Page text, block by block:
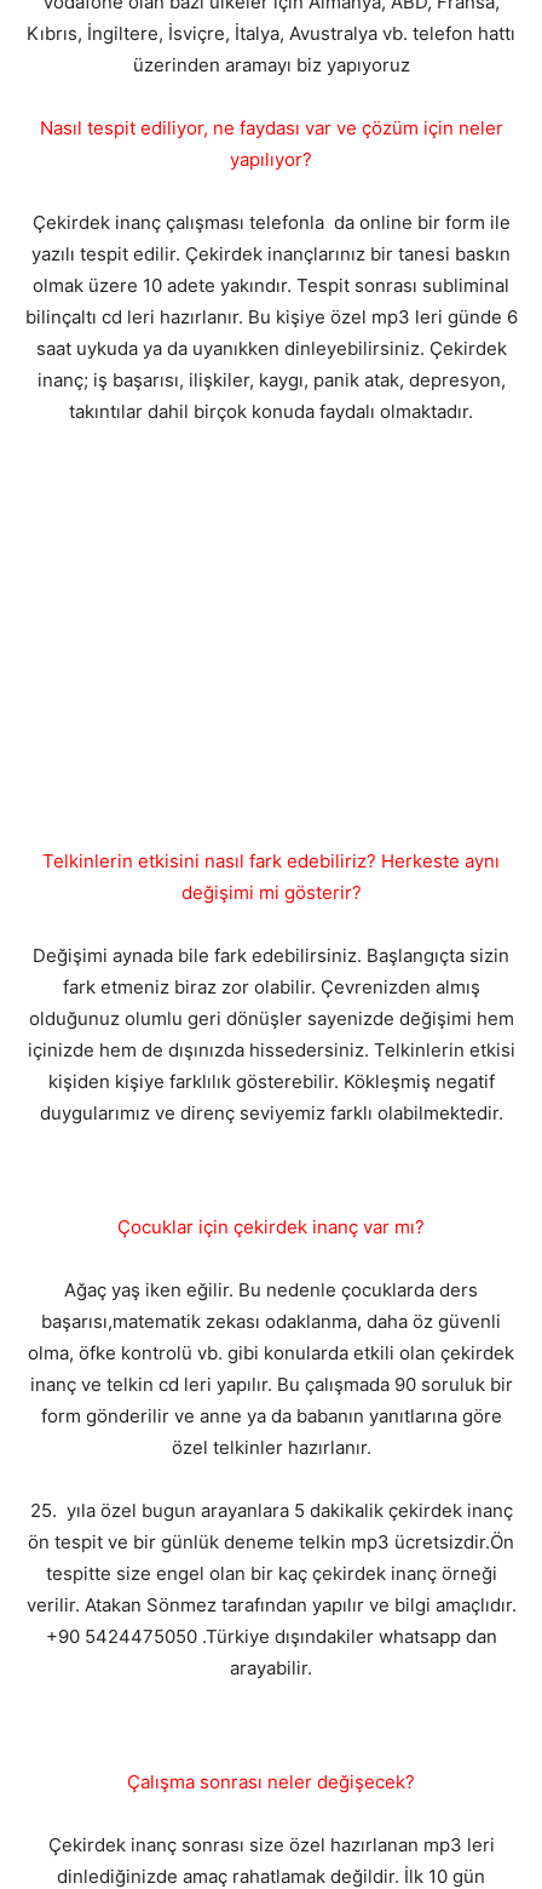
Kıbrıs, İngiltere, İsviçre, İtalya, Avustralya vb. telefon hattı
üzerinden aramayı biz yapıyoruz
Nasıl tespit ediliyor, ne faydası var ve çözüm için neler
yapılıyor?
Çekirdek inanç çalışması telefonla da online bir form ile
yazılı tespit edilir. Çekirdek inançlarınız bir tanesi baskın
olmak üzere 10 adete yakındır. Tespit sonrası subliminal
bilinçaltı cd leri hazırlanır. Bu kişiye özel mp3 leri günde 6
saat uykuda ya da uyanıkken dinleyebilirsiniz. Çekirdek
inanç; iş başarısı, ilişkiler, kaygı, panik atak, depresyon,
takıntılar dahil birçok konuda faydalı olmaktadır.
Telkinlerin etkisini nasıl fark edebiliriz? Herkeste aynı
değişimi mi gösterir?
Değişimi aynada bile fark edebilirsiniz. Başlangıçta sizin
fark etmeniz biraz zor olabilir. Çevrenizden almış
olduğunuz olumlu geri dönüşler sayenizde değişimi hem
içinizde hem de dışınızda hissedersiniz. Telkinlerin etkisi
kişiden kişiye farklılık gösterebilir. Kökleşmiş negatif
duygularımız ve direnç seviyemiz farklı olabilmektedir.
Çocuklar için çekirdek inanç var mı?
Ağaç yaş iken eğilir. Bu nedenle çocuklarda ders
başarısı,matematik zekası odaklanma, daha öz güvenli
olma, öfke kontrolü vb. gibi konularda etkili olan çekirdek
inanç ve telkin cd leri yapılır. Bu çalışmada 90 soruluk bir
form gönderilir ve anne ya da babanın yanıtlarına göre
özel telkinler hazırlanır.
25. yıla özel bugun arayanlara 5 dakikalik çekirdek inanç
ön tespit ve bir günlük deneme telkin mp3 ücretsizdir.Ön
tespitte size engel olan bir kaç çekirdek inanç örneği
verilir. Atakan Sönmez tarafından yapılır ve bilgi amaçlıdır.
+90 5424475050 .Türkiye dışındakiler whatsapp dan
arayabilir.
Çalışma sonrası neler değişecek?
Çekirdek inanç sonrası size özel hazırlanan mp3 leri
dinlediğinizde amaç rahatlamak değildir. İlk 10 gün